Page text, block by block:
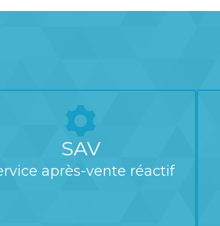
SAV
après-vente réactif